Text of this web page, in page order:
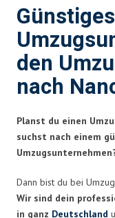
Günstiges
den
nach
Planst du einen
suchst nach einem
Dann bist du bei
Wir sind dein
in ganz Deutschland